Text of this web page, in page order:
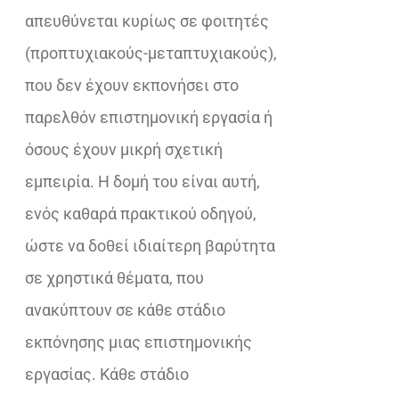
απευθύνεται κυρίως σε φοιτητές
(προπτυχιακούς-μεταπτυχιακούς),
που δεν έχουν εκπονήσει στο
παρελθόν επιστηµονική εργασία ή
όσους έχουν μικρή σχετική
εµπειρία. Η δοµή του είναι αυτή,
ενός καθαρά πρακτικού οδηγού,
ώστε να δοθεί ιδιαίτερη βαρύτητα
σε χρηστικά θέµατα, που
ανακύπτουν σε κάθε στάδιο
εκπόνησης µιας επιστηµονικής
εργασίας. Κάθε στάδιο